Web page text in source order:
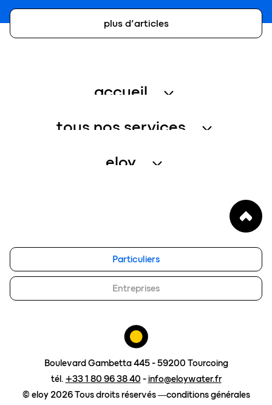
plus d’articles
accueil
traitement des eaux usées
gestion de l’eau – petites collectivités
tous nos services
service assistance
eloy
eloy group
travailler chez eloy
Particuliers
Entreprises
Boulevard Gambetta 445 - 59200 Tourcoing
tél. +33 1 80 96 38 40 -info@eloywater.fr
© eloy 2026 Tous droits réservés
conditions générales